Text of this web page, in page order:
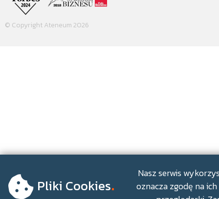
© Copyright Ateneum 2026
Pliki Cookies.
Nasz serwis
oznacza zgodę na